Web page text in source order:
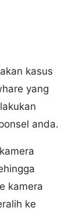
kasus
yang
anda.
kamera
ke